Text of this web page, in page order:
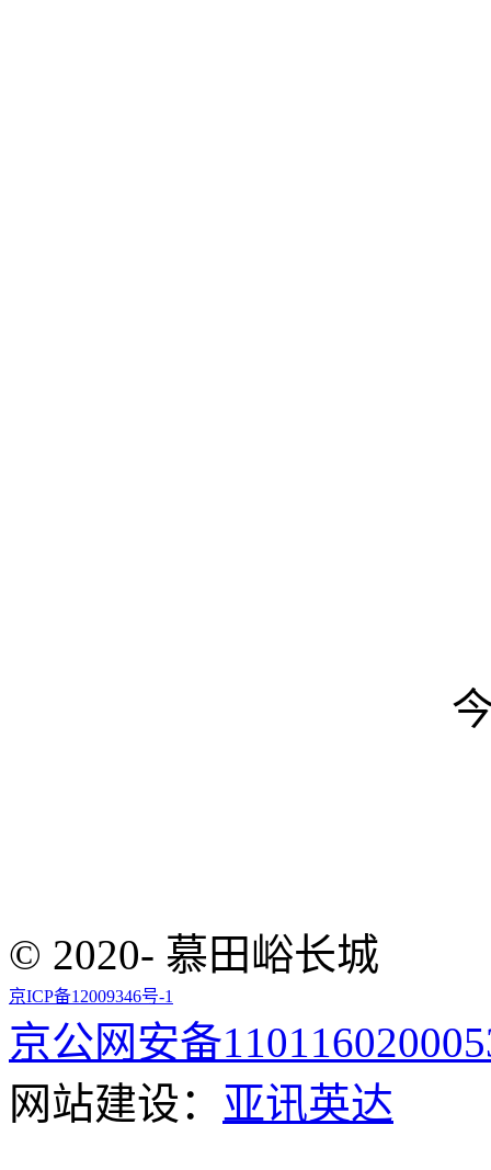
© 2020- 慕田峪长城
京ICP备12009346号-1
京公网安备
网站建设： 亚讯英达